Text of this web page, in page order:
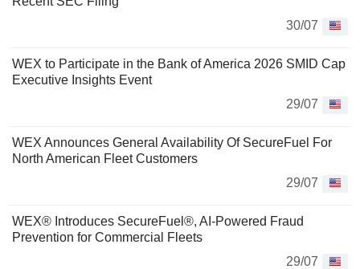
30/07
WEX to Participate in the Bank of America 2026 SMID Cap
Executive Insights Event
29/07
WEX Announces General Availability Of SecureFuel For
North American Fleet Customers
29/07
WEX® Introduces SecureFuel®, AI-Powered Fraud
Prevention for Commercial Fleets
29/07